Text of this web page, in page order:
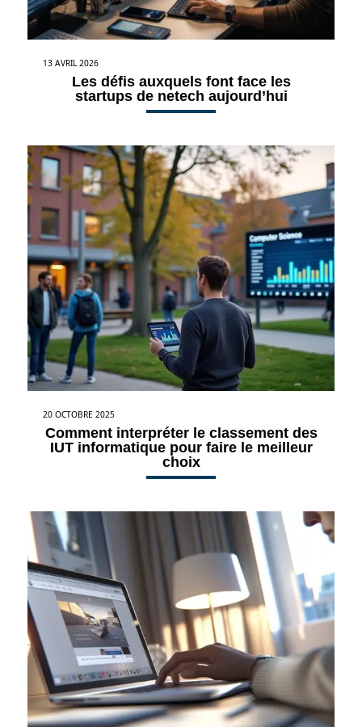
13 AVRIL 2026
Les défis auxquels font face les
startups de netech aujourd’hui
20 OCTOBRE 2025
Comment interpréter le classement des
IUT informatique pour faire le meilleur
choix